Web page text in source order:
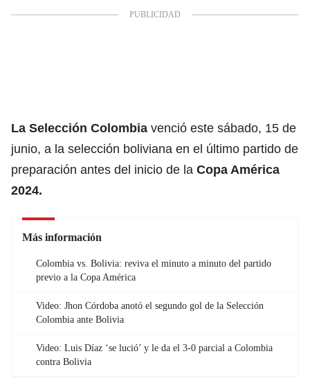
La Selección Colombia venció este sábado, 15 de
junio, a la selección boliviana en el último partido de
preparación antes del inicio de la Copa América
2024.
Más información
Colombia vs. Bolivia: reviva el minuto a minuto del partido
previo a la Copa América
Video: Jhon Córdoba anotó el segundo gol de la Selección
Colombia ante Bolivia
Video: Luis Díaz ‘se lució’ y le da el 3-0 parcial a Colombia
contra Bolivia